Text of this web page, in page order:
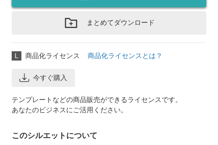
まとめてダウンロード
L 商品化ライセンス 商品化ライセンスとは？
今すぐ購入
テンプレートなどの商品販売ができるライセンスです。
あなたのビジネスにご活用ください。
このシルエットについて